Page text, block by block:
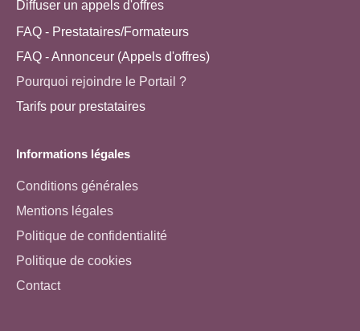
Diffuser un appels d'offres
FAQ - Prestataires/Formateurs
FAQ - Annonceur (Appels d'offres)
Pourquoi rejoindre le Portail ?
Tarifs pour prestataires
Informations légales
Conditions générales
Mentions légales
Politique de confidentialité
Politique de cookies
Contact